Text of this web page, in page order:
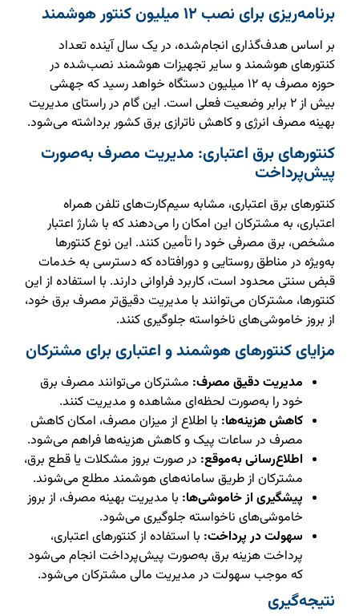
برنامه‌ریزی برای نصب ۱۲ میلیون کنتور هوشمند
بر اساس هدف‌گذاری انجام‌شده، در یک سال آینده تعداد
کنتورهای هوشمند و سایر تجهیزات هوشمند نصب‌شده در
حوزه مصرف به ۱۲ میلیون دستگاه خواهد رسید که جهشی
بیش از ۲ برابر وضعیت فعلی است. این گام در راستای مدیریت
بهینه مصرف انرژی و کاهش ناترازی برق کشور برداشته می‌شود.
کنتورهای برق اعتباری: مدیریت مصرف به‌صورت
پیش‌پرداخت
کنتورهای برق اعتباری، مشابه سیم‌کارت‌های تلفن همراه
اعتباری، به مشترکان این امکان را می‌دهند که با شارژ اعتبار
مشخص، برق مصرفی خود را تأمین کنند. این نوع کنتورها
به‌ویژه در مناطق روستایی و دورافتاده که دسترسی به خدمات
قبض سنتی محدود است، کاربرد فراوانی دارند. با استفاده از این
کنتورها، مشترکان می‌توانند با مدیریت دقیق‌تر مصرف برق خود،
از بروز خاموشی‌های ناخواسته جلوگیری کنند.
مزایای کنتورهای هوشمند و اعتباری برای مشترکان
مدیریت دقیق مصرف: مشترکان می‌توانند مصرف برق
خود را به‌صورت لحظه‌ای مشاهده و مدیریت کنند.
کاهش هزینه‌ها: با اطلاع از میزان مصرف، امکان کاهش
مصرف در ساعات پیک و کاهش هزینه‌ها فراهم می‌شود.
اطلاع‌رسانی به‌موقع: در صورت بروز مشکلات یا قطع برق،
مشترکان از طریق سامانه‌های هوشمند مطلع می‌شوند.
پیشگیری از خاموشی‌ها: با مدیریت بهینه مصرف، از بروز
خاموشی‌های ناخواسته جلوگیری می‌شود.
سهولت در پرداخت: با استفاده از کنتورهای اعتباری،
پرداخت هزینه برق به‌صورت پیش‌پرداخت انجام می‌شود
که موجب سهولت در مدیریت مالی مشترکان می‌شود.
نتیجه‌گیری